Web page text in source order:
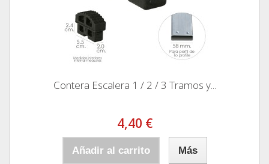
Contera Escalera 1 / 2 / 3 Tramos y...
4,40 €
Añadir al carrito Más